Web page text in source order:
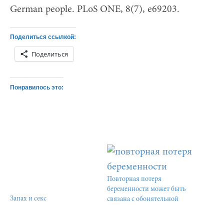
German people. PLoS ONE, 8(7), e69203.
Поделиться ссылкой:
Поделиться
Понравилось это:
Запах и секс
Повторная потеря
беременности может быть
связана с обонятельной